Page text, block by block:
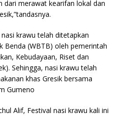
dari merawat kearifan lokal dan
krawu telah ditetapkan
Benda (WBTB) oleh pemerintah
Kebudayaan, Riset dan
Sehingga, nasi krawu telah
khas Gresik bersama
Gumeno
Alif, Festival nasi krawu kali ini